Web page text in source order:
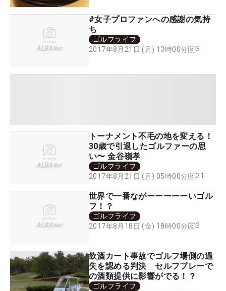
#女子プロファンへの感謝の気持
ち
ゴルフライフ
2017年8月21日 (月) 13時00分
3
トーナメント不毛の地を変える！
30歳で引退したゴルファーの思
い〜 金谷嶺孝
ゴルフライフ
2017年8月21日 (月) 05時00分
21
世界で一番ながーーーーーいゴル
フ！？
ゴルフライフ
2017年8月18日 (金) 18時00分
3
飲酒カート事故でゴルフ場側の過
失を認める判決 セルフプレーで
の酒類提供に影響がでる！？
ゴルフライフ